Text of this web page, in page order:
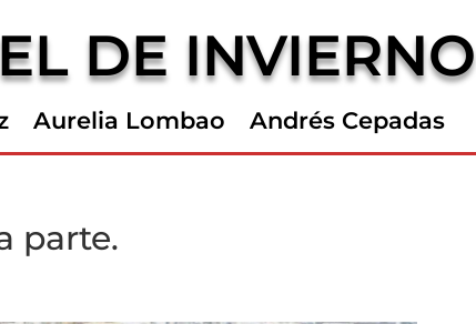
DE INVIERNO
Aurelia Lombao Andrés Cepadas
parte.